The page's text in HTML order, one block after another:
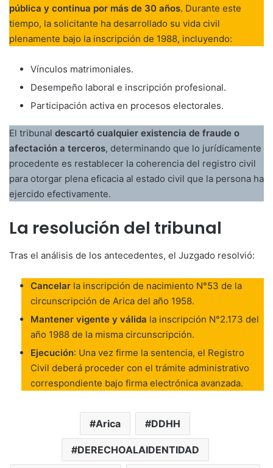
pública y continua por más de 30 años. Durante este
tiempo, la solicitante ha desarrollado su vida civil
plenamente bajo la inscripción de 1988, incluyendo:
Vínculos matrimoniales.
Desempeño laboral e inscripción profesional.
Participación activa en procesos electorales.
El tribunal descartó cualquier existencia de fraude o
afectación a terceros, determinando que lo jurídicamente
procedente es restablecer la coherencia del registro civil
para otorgar plena eficacia al estado civil que la persona ha
ejercido efectivamente.
La resolución del tribunal
Tras el análisis de los antecedentes, el Juzgado resolvió:
Cancelar la inscripción de nacimiento N°53 de la
circunscripción de Arica del año 1958.
Mantener vigente y válida la inscripción N°2.173 del
año 1988 de la misma circunscripción.
Ejecución: Una vez firme la sentencia, el Registro
Civil deberá proceder con el trámite administrativo
correspondiente bajo firma electrónica avanzada.
Arica DDHH
DERECHOALAIDENTIDAD